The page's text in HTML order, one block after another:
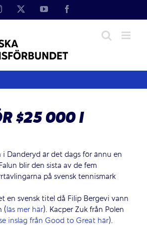
Instagram YouTube
$25 000 I
i Danderyd är det dags för ännu en
blir den sista av de fem
på svensk tennismark
en svensk titel då Filip Bergevi vann
(läs mer här). Kacper Zuk från Polen
inslag från Good to Great här).